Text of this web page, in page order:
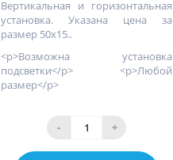
Вертикальная и горизонтальная
установка. Указана цена за
размер 50х15..
<p>Возможна установка
подсветки</p> <p>Любой
размер</p>
- +